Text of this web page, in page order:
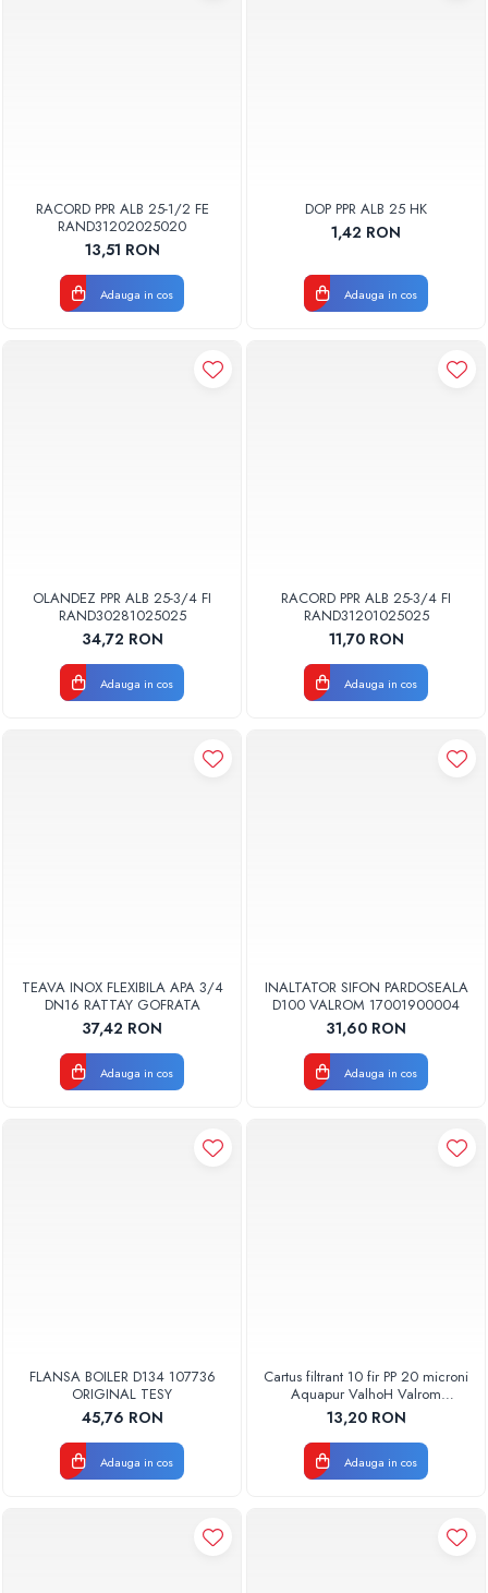
RACORD PPR ALB 25-1/2 FE
RAND31202025020
13,51 RON
Adauga in cos
DOP PPR ALB 25 HK
1,42 RON
Adauga in cos
OLANDEZ PPR ALB 25-3/4 FI
RAND30281025025
34,72 RON
Adauga in cos
RACORD PPR ALB 25-3/4 FI
RAND31201025025
11,70 RON
Adauga in cos
TEAVA INOX FLEXIBILA APA 3/4
DN16 RATTAY GOFRATA
37,42 RON
Adauga in cos
INALTATOR SIFON PARDOSEALA
D100 VALROM 17001900004
31,60 RON
Adauga in cos
FLANSA BOILER D134 107736
ORIGINAL TESY
45,76 RON
Adauga in cos
Cartus filtrant 10 fir PP 20 microni
Aquapur ValhoH Valrom
AQUA07000210020
13,20 RON
Adauga in cos